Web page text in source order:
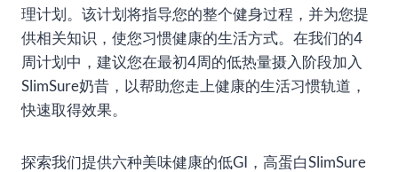
理计划。该计划将指导您的整个健身过程，并为您提
供相关知识，使您习惯健康的生活方式。在我们的4
周计划中，建议您在最初4周的低热量摄入阶段加入
SlimSure奶昔，以帮助您走上健康的生活习惯轨道，
快速取得效果。
探索我们提供六种美味健康的低GI，高蛋白SlimSure